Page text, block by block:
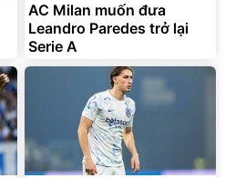
AC Milan muốn đưa
Leandro Paredes trở lại
Serie A